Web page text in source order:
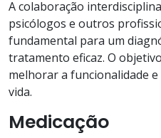
A colaboração
psicólogos e outros
fundamental para um
tratamento eficaz. O
melhorar a funcionalidade
vida.
Medicação